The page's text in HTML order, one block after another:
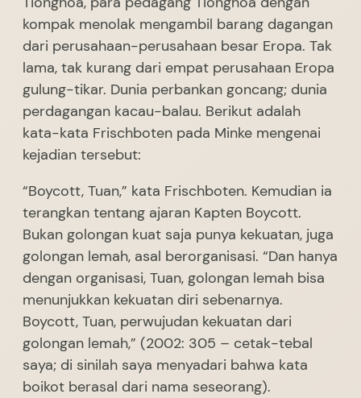
kompak menolak mengambil barang dagangan
dari perusahaan-perusahaan besar Eropa. Tak
lama, tak kurang dari empat perusahaan Eropa
gulung-tikar. Dunia perbankan goncang; dunia
perdagangan kacau-balau. Berikut adalah
kata-kata Frischboten pada Minke mengenai
kejadian tersebut:
“Boycott, Tuan,” kata Frischboten. Kemudian ia
terangkan tentang ajaran Kapten Boycott.
Bukan golongan kuat saja punya kekuatan, juga
golongan lemah, asal berorganisasi. “Dan hanya
dengan organisasi, Tuan, golongan lemah bisa
menunjukkan kekuatan diri sebenarnya.
Boycott, Tuan, perwujudan kekuatan dari
golongan lemah,” (2002: 305 – cetak-tebal
saya; di sinilah saya menyadari bahwa kata
boikot berasal dari nama seseorang).